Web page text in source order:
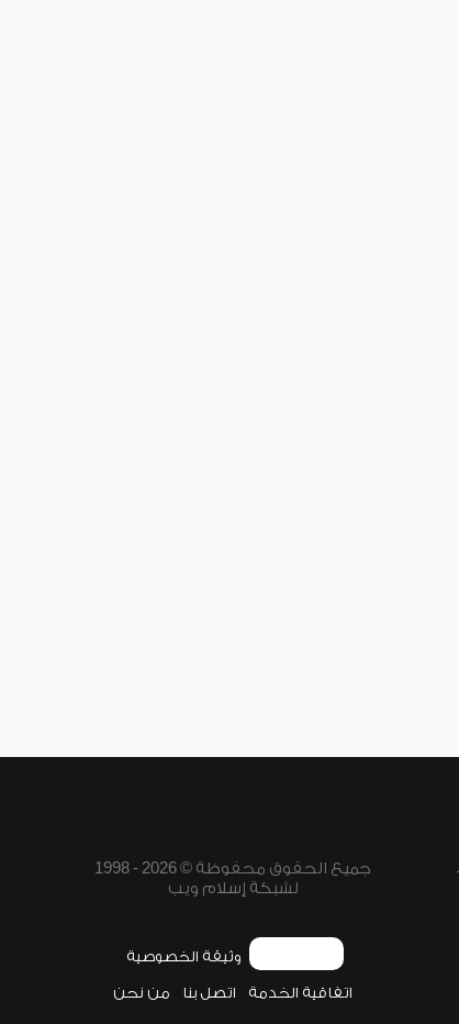
جميع الحقوق محفوظة © 2026 - 1998
لشبكة إسلام ويب
وثيقة الخصوصية
اتفاقية الخدمة اتصل بنا من نحن